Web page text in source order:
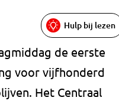
Hulp bij lezen
de eerste
voor vijfhonderd
Het Centraal